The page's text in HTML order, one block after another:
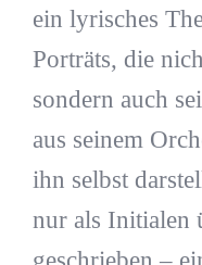
ein lyrisches
Porträts, die
sondern auch
aus seinem
ihn selbst
nur als Initialen